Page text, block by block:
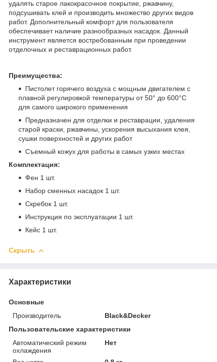
удалять старое лакокрасочное покрытие, ржавчину,
подсушивать клей и производить множество других видов
работ. Дополнительный комфорт для пользователя
обеспечивает наличие разнообразных насадок. Данный
инструмент является востребованным при проведении
отделочных и реставрационных работ.
Преимущества:
Пистолет горячего воздуха с мощным двигателем с
плавной регулировкой температуры от 50° до 600°С
для самого широкого применения
Предназначен для отделки и реставрации, удаления
старой краски, ржавчины, ускорения высыхания клея,
сушки поверхностей и других работ
Съемный кожух для работы в самых узких местах
Комплектация:
Фен 1 шт.
Набор сменных насадок 1 шт.
Скребок 1 шт.
Инструкция по эксплуатации 1 шт.
Кейс 1 шт.
Скрыть
Характеристики
Основные
Производитель
Black&Decker
Пользовательские характеристики
Автоматический режим
охлаждения
Нет